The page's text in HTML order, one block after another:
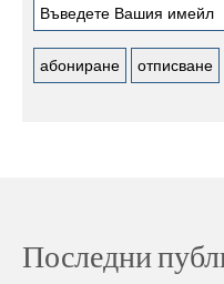
Последни